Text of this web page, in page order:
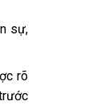
sự,
rõ